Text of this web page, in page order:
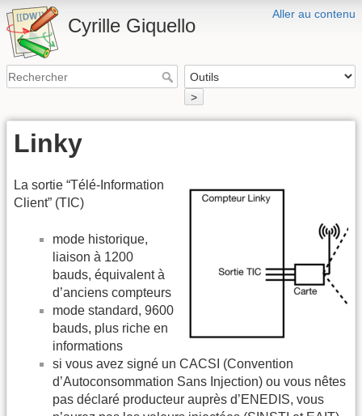
Aller au contenu
Cyrille Giquello
>
Linky
La sortie “Télé-Information
Client” (TIC)
mode historique,
liaison à 1200
bauds, équivalent à
d’anciens compteurs
mode standard, 9600
bauds, plus riche en
informations
si vous avez signé un CACSI (Convention
d’Autoconsommation Sans Injection) ou vous nêtes
pas déclaré producteur auprès d’ENEDIS, vous